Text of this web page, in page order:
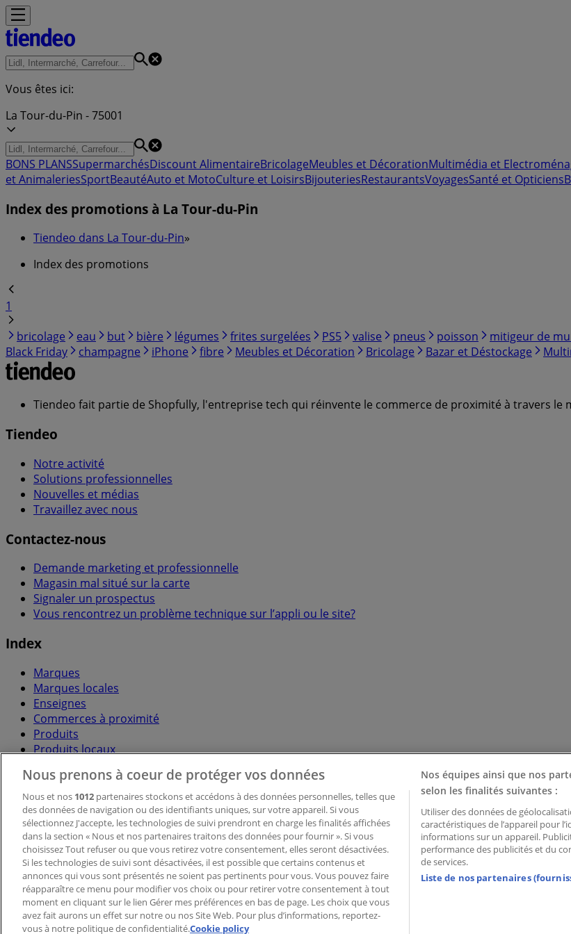
Vous êtes ici:
La Tour-du-Pin - 75001
BONS PLANSSupermarchésDiscount AlimentaireBricolageMeubles et DécorationMultimédia et
et AnimaleriesSportBeautéAuto et MotoCulture et LoisirsBijouteriesRestaurantsVoyagesSanté et Opticiens
Index des promotions à La Tour-du-Pin
Tiendeo dans La Tour-du-Pin»
Index des promotions
1
bricolage
eau but bière légumes frites surgelées PS5 valise pneus poisson mitigeur de
Black Friday
champagne iPhone fibre Meubles et Décoration Bricolage Bazar et Déstockage
Tiendeo fait partie de Shopfully, l'entreprise tech qui réinvente le commerce de proximité à travers le
Tiendeo
Notre activité
Solutions professionnelles
Nouvelles et médias
Travaillez avec nous
Contactez-nous
Demande marketing et professionnelle
Magasin mal situé sur la carte
Signaler un prospectus
Vous rencontrez un problème technique sur l’appli ou le site?
Index
Marques
Marques locales
Enseignes
Commerces à proximité
Produits
Produits locaux
Télécharger l'appli Tiendeo
Copyright © Tiendeo ® 2026 · Shopfully Marketing S.L.U. – Palau de Mar – 08039 Barcelona, Spain
Conditions généralesPolitique de confidentialité
Nous prenons à coeur de protéger vos données
Nous et nos 1012 partenaires stockons et accédons à des données personnelles, telles que
des données de navigation ou des identifiants uniques, sur votre appareil. Si vous
sélectionnez J'accepte, les technologies de suivi prendront en charge les finalités affichées
dans la section « Nous et nos partenaires traitons des données pour fournir ». Si vous
choisissez Tout refuser ou que vous retirez votre consentement, elles seront désactivées.
Si les technologies de suivi sont désactivées, il est possible que certains contenus et
annonces qui vous sont présentés ne soient pas pertinents pour vous. Vous pouvez faire
réapparaître ce menu pour modifier vos choix ou pour retirer votre consentement à tout
moment en cliquant sur le lien Gérer mes préférences en bas de page. Les choix que vous
avez fait aurons un effet sur notre ou nos Site Web. Pour plus d’informations, reportez-
vous à notre politique de confidentialité.Cookie policy
Nos équipes ainsi que nos
selon les finalités suivantes :
Utiliser des données de
caractéristiques de l’appareil pour
informations sur un appareil.
performance des publicités et du
de services.
Liste de nos partenaires